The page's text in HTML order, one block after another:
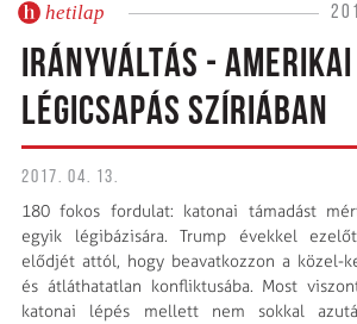
hetilap
IRÁNYVÁLTÁS - AMERIKAI
LÉGICSAPÁS SZÍRIÁBAN
2017. 04. 13.
180 fokos fordulat: katonai támadást
egyik légibázisára. Trump évekkel
elődjét attól, hogy beavatkozzon a közel-
és átláthatatlan konfliktusába. Most
katonai lépés mellett nem sokkal